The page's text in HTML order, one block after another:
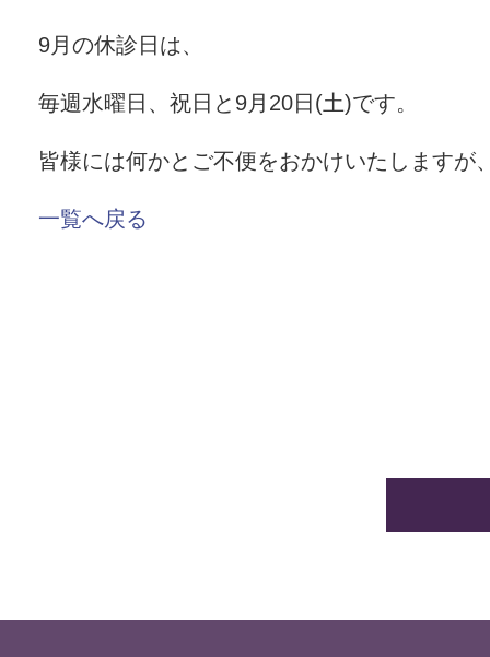
9月の休診日は、
毎週水曜日、祝日と9月20日(土)です。
皆様には何かとご不便をおかけいたしますが
一覧へ戻る